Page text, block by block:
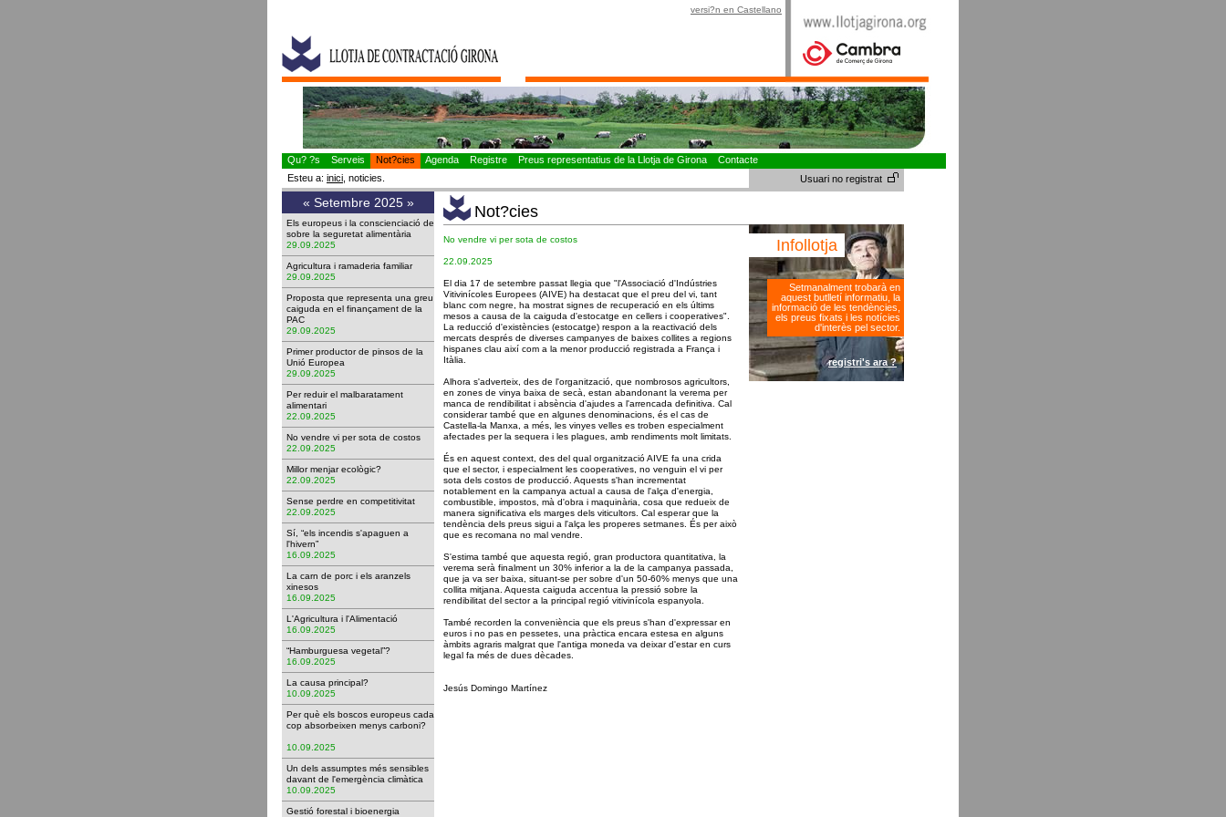
versi?n en Castellano
Qu? ?s Serveis Not?cies Agenda Registre Preus representatius de la Llotja de Girona
Contacte
Esteu a: inici , noticies. Usuari no registrat
« Setembre 2025 »
Els europeus i la conscienciació de
sobre la seguretat alimentària
29.09.2025
Agricultura i ramaderia familiar
29.09.2025
Proposta que representa una greu
caiguda en el finançament de la
PAC
29.09.2025
Primer productor de pinsos de la
Unió Europea
29.09.2025
Per reduir el malbaratament
alimentari
22.09.2025
No vendre vi per sota de costos
22.09.2025
Millor menjar ecològic?
22.09.2025
Sense perdre en competitivitat
22.09.2025
Sí, “els incendis s'apaguen a
l'hivern”
16.09.2025
La carn de porc i els aranzels
xinesos
16.09.2025
L'Agricultura i l'Alimentació
16.09.2025
“Hamburguesa vegetal”?
16.09.2025
La causa principal?
10.09.2025
Per què els boscos europeus cada
cop absorbeixen menys carboni?
10.09.2025
Un dels assumptes més sensibles
davant de l'emergència climàtica
10.09.2025
Gestió forestal i bioenergia
Not?cies
Infollotja
Setmanalment trobarà en
aquest butlletí informatiu, la
informació de les tendències,
els preus fixats i les notícies
d'interès pel sector.
registri's ara ?
No vendre vi per sota de costos
22.09.2025
El dia 17 de setembre passat llegia que "l'Associació d'Indústries
Vitivinícoles Europees (AIVE) ha destacat que el preu del vi, tant
blanc com negre, ha mostrat signes de recuperació en els últims
mesos a causa de la caiguda d'estocatge en cellers i cooperatives".
La reducció d'existències (estocatge) respon a la reactivació dels
mercats després de diverses campanyes de baixes collites a regions
hispanes clau així com a la menor producció registrada a França i
Itàlia.
Alhora s'adverteix, des de l'organització, que nombrosos agricultors,
en zones de vinya baixa de secà, estan abandonant la verema per
manca de rendibilitat i absència d'ajudes a l'arrencada definitiva. Cal
considerar també que en algunes denominacions, és el cas de
Castella-la Manxa, a més, les vinyes velles es troben especialment
afectades per la sequera i les plagues, amb rendiments molt limitats.
És en aquest context, des del qual organització AIVE fa una crida
que el sector, i especialment les cooperatives, no venguin el vi per
sota dels costos de producció. Aquests s'han incrementat
notablement en la campanya actual a causa de l'alça d'energia,
combustible, impostos, mà d'obra i maquinària, cosa que redueix de
manera significativa els marges dels viticultors. Cal esperar que la
tendència dels preus sigui a l'alça les properes setmanes. És per això
que es recomana no mal vendre.
S'estima també que aquesta regió, gran productora quantitativa, la
verema serà finalment un 30% inferior a la de la campanya passada,
que ja va ser baixa, situant-se per sobre d'un 50-60% menys que una
collita mitjana. Aquesta caiguda accentua la pressió sobre la
rendibilitat del sector a la principal regió vitivinícola espanyola.
També recorden la conveniència que els preus s'han d'expressar en
euros i no pas en pessetes, una pràctica encara estesa en alguns
àmbits agraris malgrat que l'antiga moneda va deixar d'estar en curs
legal fa més de dues dècades.
Jesús Domingo Martínez